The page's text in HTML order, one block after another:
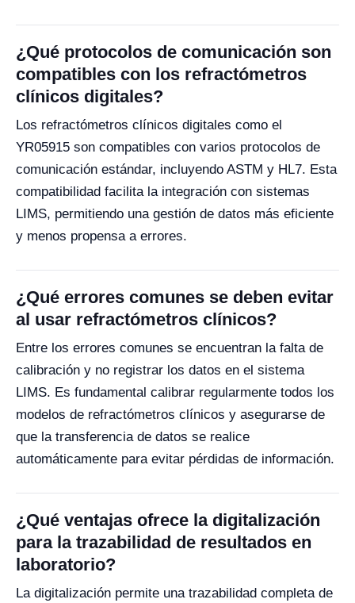
¿Qué protocolos de comunicación son
compatibles con los refractómetros
clínicos digitales?
Los refractómetros clínicos digitales como el
YR05915 son compatibles con varios protocolos de
comunicación estándar, incluyendo ASTM y HL7. Esta
compatibilidad facilita la integración con sistemas
LIMS, permitiendo una gestión de datos más eficiente
y menos propensa a errores.
¿Qué errores comunes se deben evitar
al usar refractómetros clínicos?
Entre los errores comunes se encuentran la falta de
calibración y no registrar los datos en el sistema
LIMS. Es fundamental calibrar regularmente todos los
modelos de refractómetros clínicos y asegurarse de
que la transferencia de datos se realice
automáticamente para evitar pérdidas de información.
¿Qué ventajas ofrece la digitalización
para la trazabilidad de resultados en
laboratorio?
La digitalización permite una trazabilidad completa de